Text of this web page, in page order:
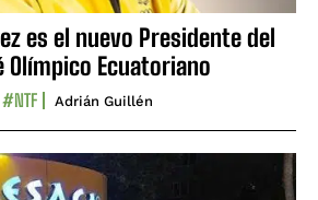
es el nuevo Presidente del
Olímpico Ecuatoriano
#NTF Adrián Guillén